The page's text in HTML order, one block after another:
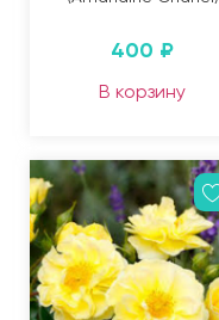
400 ₽
В корзину